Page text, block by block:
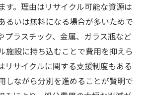
す。理由はリサイクル可能な資源は
るいは無料になる場合が多いためで
プラスチック、金属、ガラス瓶など
施設に持ち込むことで費用を抑えら
リサイクルに関する支援制度もある
しながら分別を進めることが賢明で